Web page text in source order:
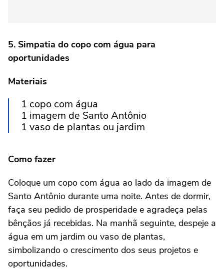
5. Simpatia do copo com água para
oportunidades
Materiais
1 copo com água
1 imagem de Santo Antônio
1 vaso de plantas ou jardim
Como fazer
Coloque um copo com água ao lado da imagem de
Santo Antônio durante uma noite. Antes de dormir,
faça seu pedido de prosperidade e agradeça pelas
bênçãos já recebidas. Na manhã seguinte, despeje a
água em um jardim ou vaso de plantas,
simbolizando o crescimento dos seus projetos e
oportunidades.